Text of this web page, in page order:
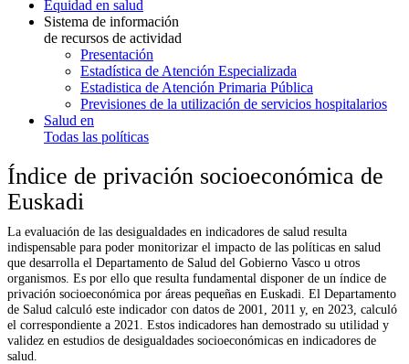
Equidad en salud
Sistema de información
de recursos de actividad
Presentación
Estadística de Atención Especializada
Estadistica de Atención Primaria Pública
Previsiones de la utilización de servicios hospitalarios
Salud en
Todas las políticas
Índice de privación socioeconómica de
Euskadi
La evaluación de las desigualdades en indicadores de salud resulta
indispensable para poder monitorizar el impacto de las políticas en salud
que desarrolla el Departamento de Salud del Gobierno Vasco u otros
organismos. Es por ello que resulta fundamental disponer de un índice de
privación socioeconómica por áreas pequeñas en Euskadi. El Departamento
de Salud calculó este indicador con datos de 2001, 2011 y, en 2023, calculó
el correspondiente a 2021. Estos indicadores han demostrado su utilidad y
validez en estudios de desigualdades socioeconómicas en indicadores de
salud.